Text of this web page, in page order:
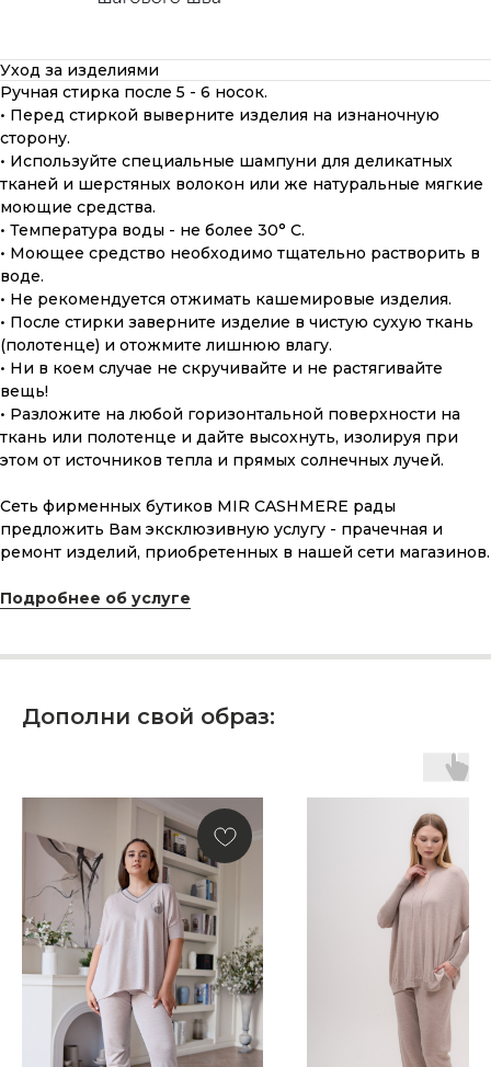
Уход за изделиями
Ручная стирка после 5 - 6 носок.
• Перед стиркой выверните изделия на изнаночную
сторону.
• Используйте специальные шампуни для деликатных
тканей и шерстяных волокон или же натуральные мягкие
моющие средства.
• Температура воды - не более 30° С.
• Моющее средство необходимо тщательно растворить в
воде.
• Не рекомендуется отжимать кашемировые изделия.
• После стирки заверните изделие в чистую сухую ткань
(полотенце) и отожмите лишнюю влагу.
• Ни в коем случае не скручивайте и не растягивайте
вещь!
• Разложите на любой горизонтальной поверхности на
ткань или полотенце и дайте высохнуть, изолируя при
этом от источников тепла и прямых солнечных лучей.
Сеть фирменных бутиков MIR CASHMERE рады
предложить Вам эксклюзивную услугу - прачечная и
ремонт изделий, приобретенных в нашей сети магазинов.
Подробнее об услуге
Дополни свой образ:
Что может быть лучше подарка,
сделанного с любовью, теплом
и рассчитанного на долгие годы?
на Телеграм канал
Хотите быть в курсе всех новинок
Новинки, акции, подарки
и модный журнал — всё это
в нашем телеграмм канале:
MIR CASHMERE Official